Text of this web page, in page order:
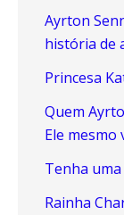
Ayrton
história de
Princesa
Quem
Ele mesmo
Tenha
Rainha